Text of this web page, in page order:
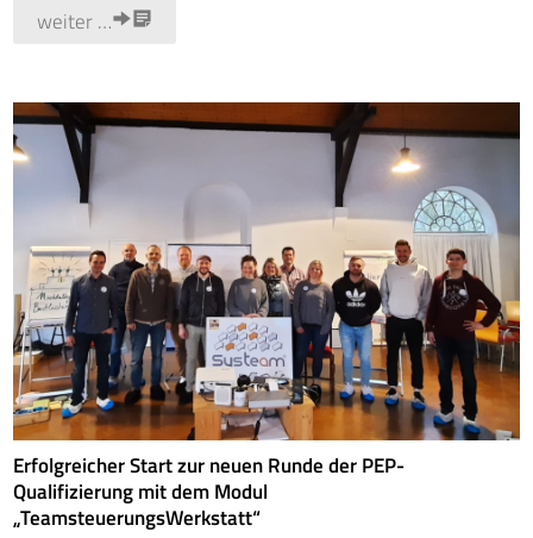
weiter …
Erfolgreicher Start zur neuen Runde der PEP-
Qualifizierung mit dem Modul
„TeamsteuerungsWerkstatt“